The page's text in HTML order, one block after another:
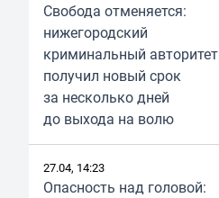
Свобода отменяется:
нижегородский
криминальный авторитет
получил новый срок
за несколько дней
до выхода на волю
27.04, 14:23
Опасность над головой: